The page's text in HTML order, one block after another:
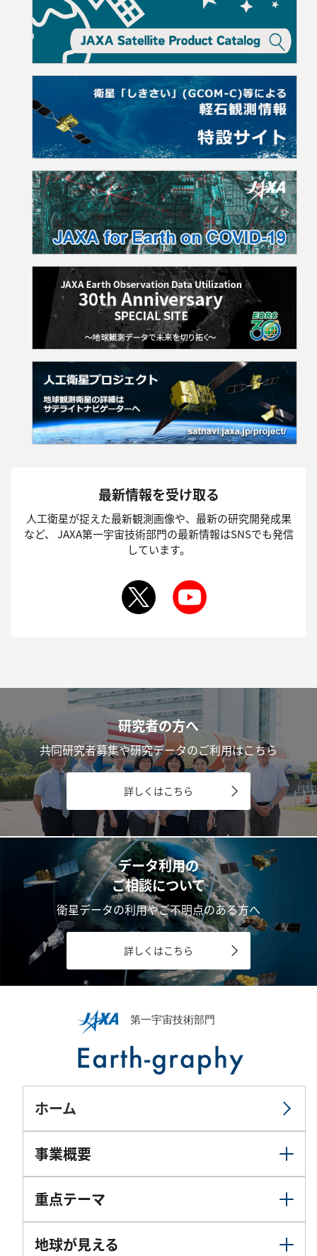
最新情報を受け取る
人工衛星が捉えた最新観測画像や、最新の研究開発成果
など、
JAXA第一宇宙技術部門の最新情報はSNSでも発信
しています。
研究者の方へ
共同研究者募集や研究データのご利用はこちら
詳しくはこちら
データ利用の
ご相談について
衛星データの利用やご不明点のある方へ
詳しくはこちら
ホーム
事業概要
重点テーマ
地球が見える